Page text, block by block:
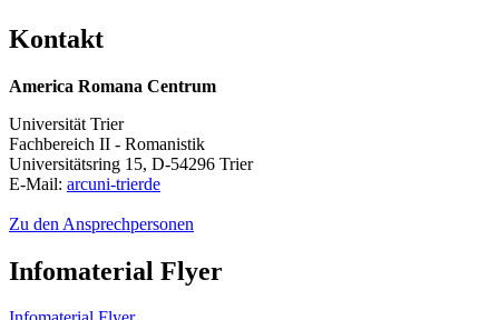
Kontakt
America Romana Centrum
Universität Trier
Fachbereich II - Romanistik
Universitätsring 15, D-54296 Trier
E-Mail: arcuni-trierde
Zu den Ansprechpersonen
Infomaterial Flyer